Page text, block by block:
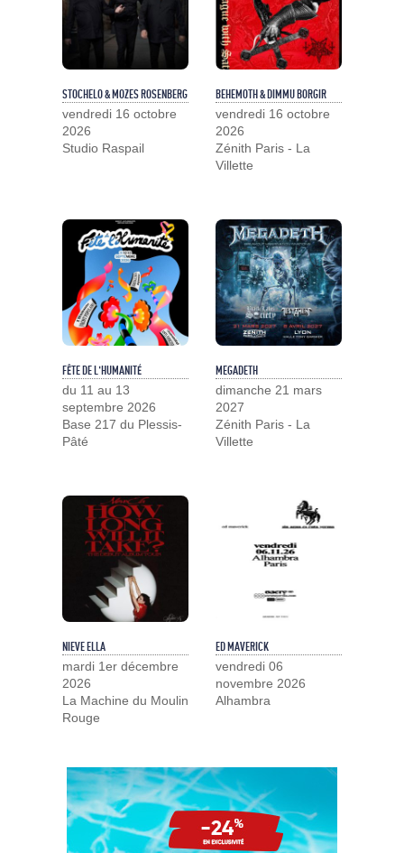
STOCHELO & MOZES ROSENBERG
vendredi 16 octobre
2026
Studio Raspail
BEHEMOTH & DIMMU BORGIR
vendredi 16 octobre
2026
Zénith Paris - La
Villette
FÊTE DE L'HUMANITÉ
du 11 au 13
septembre 2026
Base 217 du Plessis-
Pâté
MEGADETH
dimanche 21 mars
2027
Zénith Paris - La
Villette
NIEVE ELLA
mardi 1er décembre
2026
La Machine du Moulin
Rouge
ED MAVERICK
vendredi 06
novembre 2026
Alhambra